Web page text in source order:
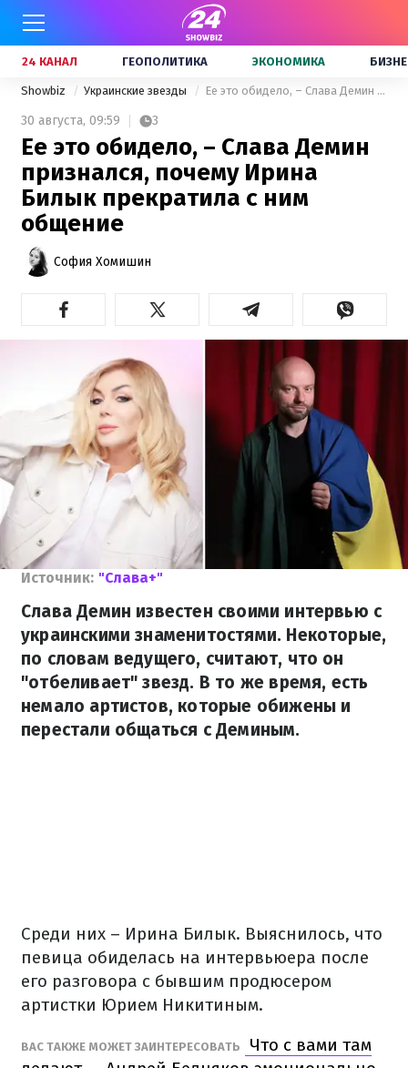
24 КАНАЛ ГЕОПОЛИТИКА ЭКОНОМИКА
Showbiz Украинские звезды Ее это обидело, – Слава Демин признался, почему Ирина Билык прекратила с ним общение
30 августа, 09:59 3
Ее это обидело, – Слава Демин
признался, почему Ирина
Билык прекратила с ним
общение
София Хомишин
Источник: "Слава+"
Слава Демин известен своими интервью с
украинскими знаменитостями. Некоторые,
по словам ведущего, считают, что он
"отбеливает" звезд. В то же время, есть
немало артистов, которые обижены и
перестали общаться с Деминым.
Среди них – Ирина Билык. Выяснилось, что
певица обиделась на интервьюера после
его разговора с бывшим продюсером
артистки Юрием Никитиным.
ВАС ТАКЖЕ МОЖЕТ ЗАИНТЕРЕСОВАТЬ
Что с вами там